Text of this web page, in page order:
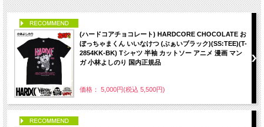
(ハードコアチョコレート) HARDCORE CHOCOLATE お
ぼっちゃまくん いいなけつ (ぶぁいブラック)(SS:TEE)(T-
2854KK-BK) Tシャツ 半袖 カットソー アニメ 漫画 マン
ガ 小林よしのり 国内正規品
価格： 5,000円(税込 5,500円)